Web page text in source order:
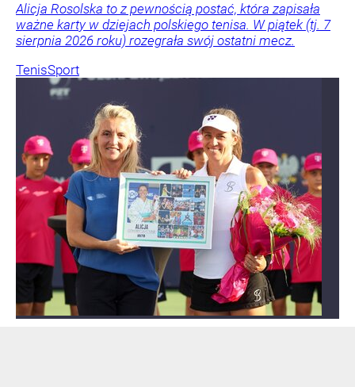
Alicja Rosolska to z pewnością postać, która zapisała
ważne karty w dziejach polskiego tenisa. W piątek (tj. 7
sierpnia 2026 roku) rozegrała swój ostatni mecz.
TenisSport